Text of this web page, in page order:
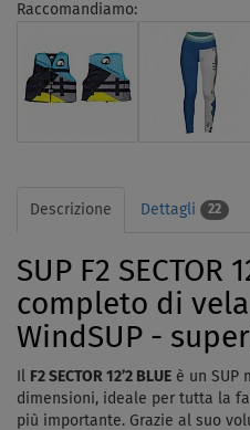
Raccomandiamo:
Descrizione Dettagli 22
SUP F2 SECTOR
completo di
WindSUP -
Il F2 SECTOR 12’2 BLUE è un SUP
dimensioni, ideale per tutta la
più importante. Grazie al suo